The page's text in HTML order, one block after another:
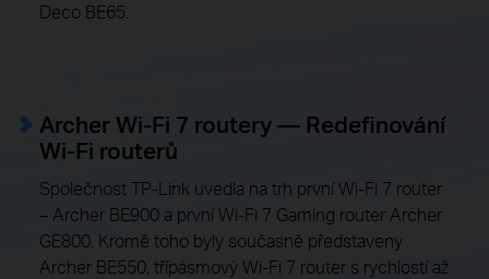
Deco BE65.
Archer Wi-Fi 7 routery — Redefinování
Wi-Fi routerů
Společnost TP-Link uvedla na trh první Wi-Fi 7 router
– Archer BE900 a první Wi-Fi 7 Gaming router Archer
GE800. Kromě toho byly současně představeny
Archer BE550, třípásmový Wi-Fi 7 router s rychlostí až